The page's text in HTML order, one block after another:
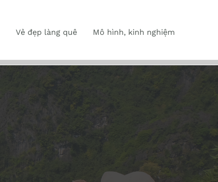
Vẻ đẹp làng quê Mô hình, kinh nghiệm